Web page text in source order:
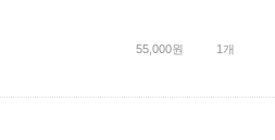
55,000원 1개